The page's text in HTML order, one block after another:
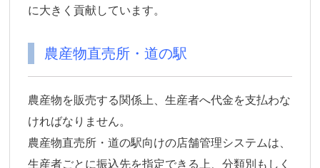
に大きく貢献しています。
農産物直売所・道の駅
農産物を販売する関係上、生産者へ代金を支払わな
ければなりません。
農産物直売所・道の駅向けの店舗管理システムは、
生産者ごとに振込先を指定できる上、分類別もしく